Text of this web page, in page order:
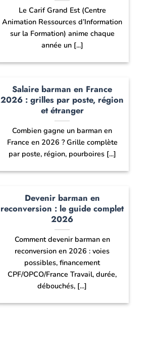
Le Carif Grand Est (Centre
Animation Ressources d’Information
sur la Formation) anime chaque
année un [...]
Salaire barman en France
2026 : grilles par poste, région
et étranger
Combien gagne un barman en
France en 2026 ? Grille complète
par poste, région, pourboires [...]
Devenir barman en
reconversion : le guide complet
2026
Comment devenir barman en
reconversion en 2026 : voies
possibles, financement
CPF/OPCO/France Travail, durée,
débouchés, [...]